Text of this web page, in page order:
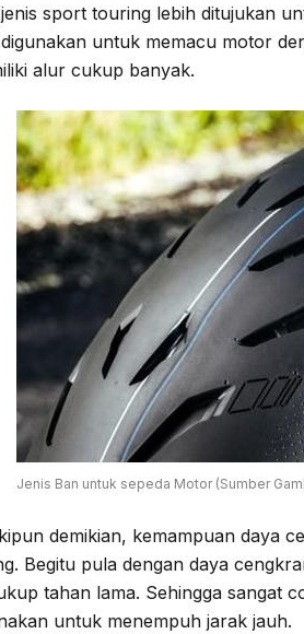
sport touring lebih ditujukan
untuk memacu motor
alur cukup banyak.
Jenis Ban untuk sepeda Motor (Sumber
demikian, kemampuan daya
Begitu pula dengan daya
tahan lama. Sehingga sangat
untuk menempuh jarak jauh.